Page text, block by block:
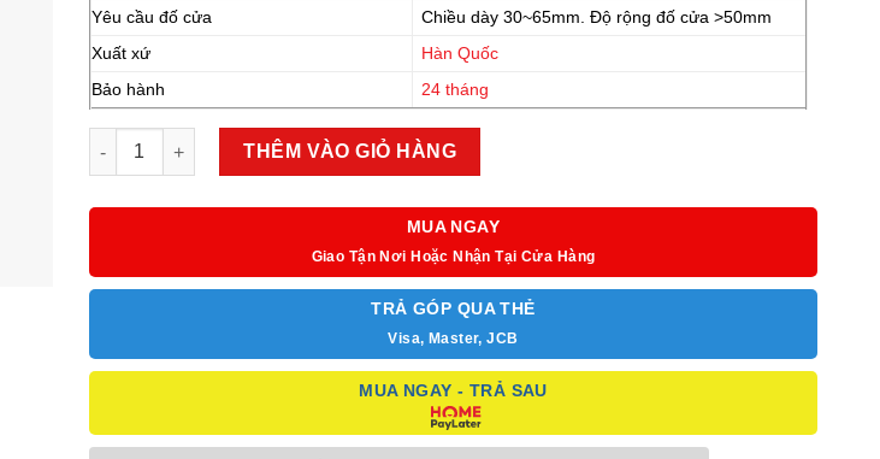
Yêu cầu đố cửa
Chiều dày 30~65mm. Độ rộng đố cửa >50mm
Xuất xứ
Hàn Quốc
Bảo hành
24 tháng
Khóa điện tử Epic 100D số lượng
THÊM VÀO GIỎ HÀNG
MUA NGAY
Giao Tận Nơi Hoặc Nhận Tại Cửa Hàng
TRẢ GÓP QUA THẺ
Visa, Master, JCB
MUA NGAY - TRẢ SAU